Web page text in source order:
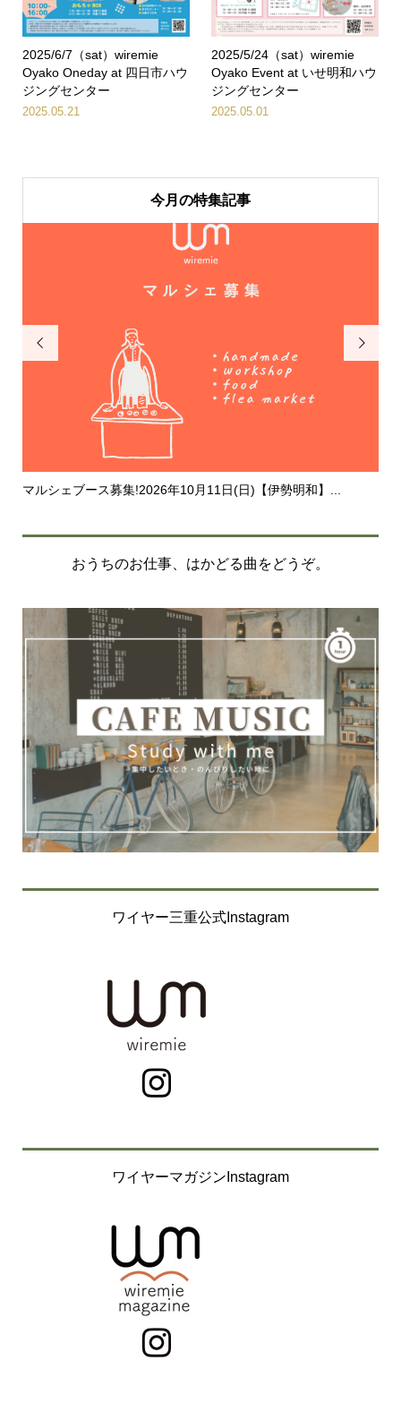
2025/6/7（sat）wiremie
Oyako Oneday at 四日市ハウ
ジングセンター
2025.05.21
2025/5/24（sat）wiremie
Oyako Event at いせ明和ハウ
ジングセンター
2025.05.01
今月の特集記事

マルシェブース募集!2026年10月11日(日)【伊勢明和】...

おうちのお仕事、はかどる曲をどうぞ。
ワイヤー三重公式Instagram
ワイヤーマガジンInstagram